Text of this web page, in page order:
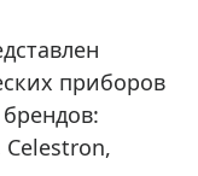
приборов
Celestron,